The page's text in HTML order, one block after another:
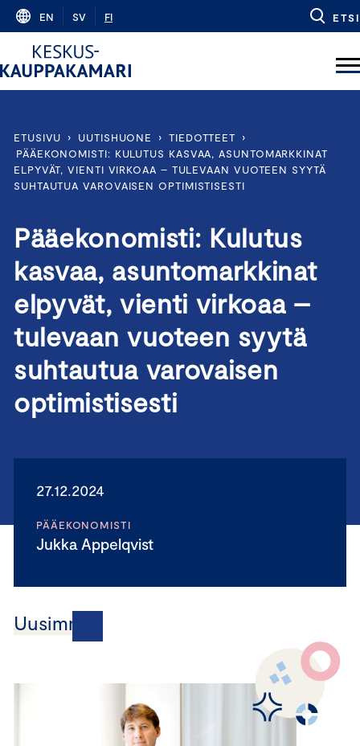
Skip
content
EN SV FI ETSI
ETUSIVU › UUTISHUONE › TIEDOTTEET
›
PÄÄEKONOMISTI: KULUTUS KASVAA, ASUNTOMARKKINAT
ELPYVÄT, VIENTI VIRKOAA – TULEVAAN VUOTEEN SYYTÄ
SUHTAUTUA VAROVAISEN OPTIMISTISESTI
Pääekonomisti: Kulutus
kasvaa, asuntomarkkinat
elpyvät, vienti virkoaa –
tulevaan vuoteen syytä
suhtautua varovaisen
optimistisesti
27.12.2024
PÄÄEKONOMISTI
Jukka Appelqvist
Uusimmat